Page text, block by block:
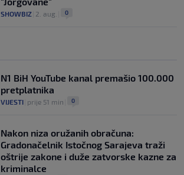
SHOWBIZ 2. aug. 0
N1 BiH YouTube kanal premašio 100.000
pretplatnika
VIJESTI prije 51 min 0
Nakon niza oružanih obračuna:
Gradonačelnik Istočnog Sarajeva traži
oštrije zakone i duže zatvorske kazne za
kriminalce